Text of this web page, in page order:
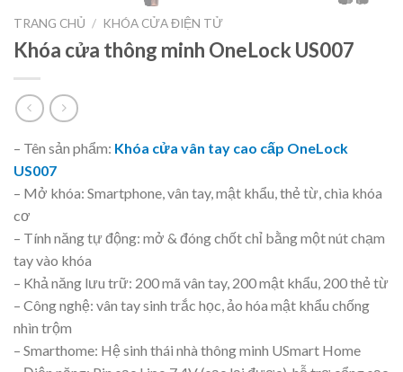
TRANG CHỦ / KHÓA CỬA ĐIỆN TỬ
Khóa cửa thông minh OneLock US007
– Tên sản phẩm: Khóa cửa vân tay cao cấp OneLock
US007
– Mở khóa: Smartphone, vân tay, mật khẩu, thẻ từ, chìa khóa
cơ
– Tính năng tự động: mở & đóng chốt chỉ bằng một nút chạm
tay vào khóa
– Khả năng lưu trữ: 200 mã vân tay, 200 mật khẩu, 200 thẻ từ
– Công nghệ: vân tay sinh trắc học, ảo hóa mật khẩu chống
nhìn trộm
– Smarthome: Hệ sinh thái nhà thông minh USmart Home